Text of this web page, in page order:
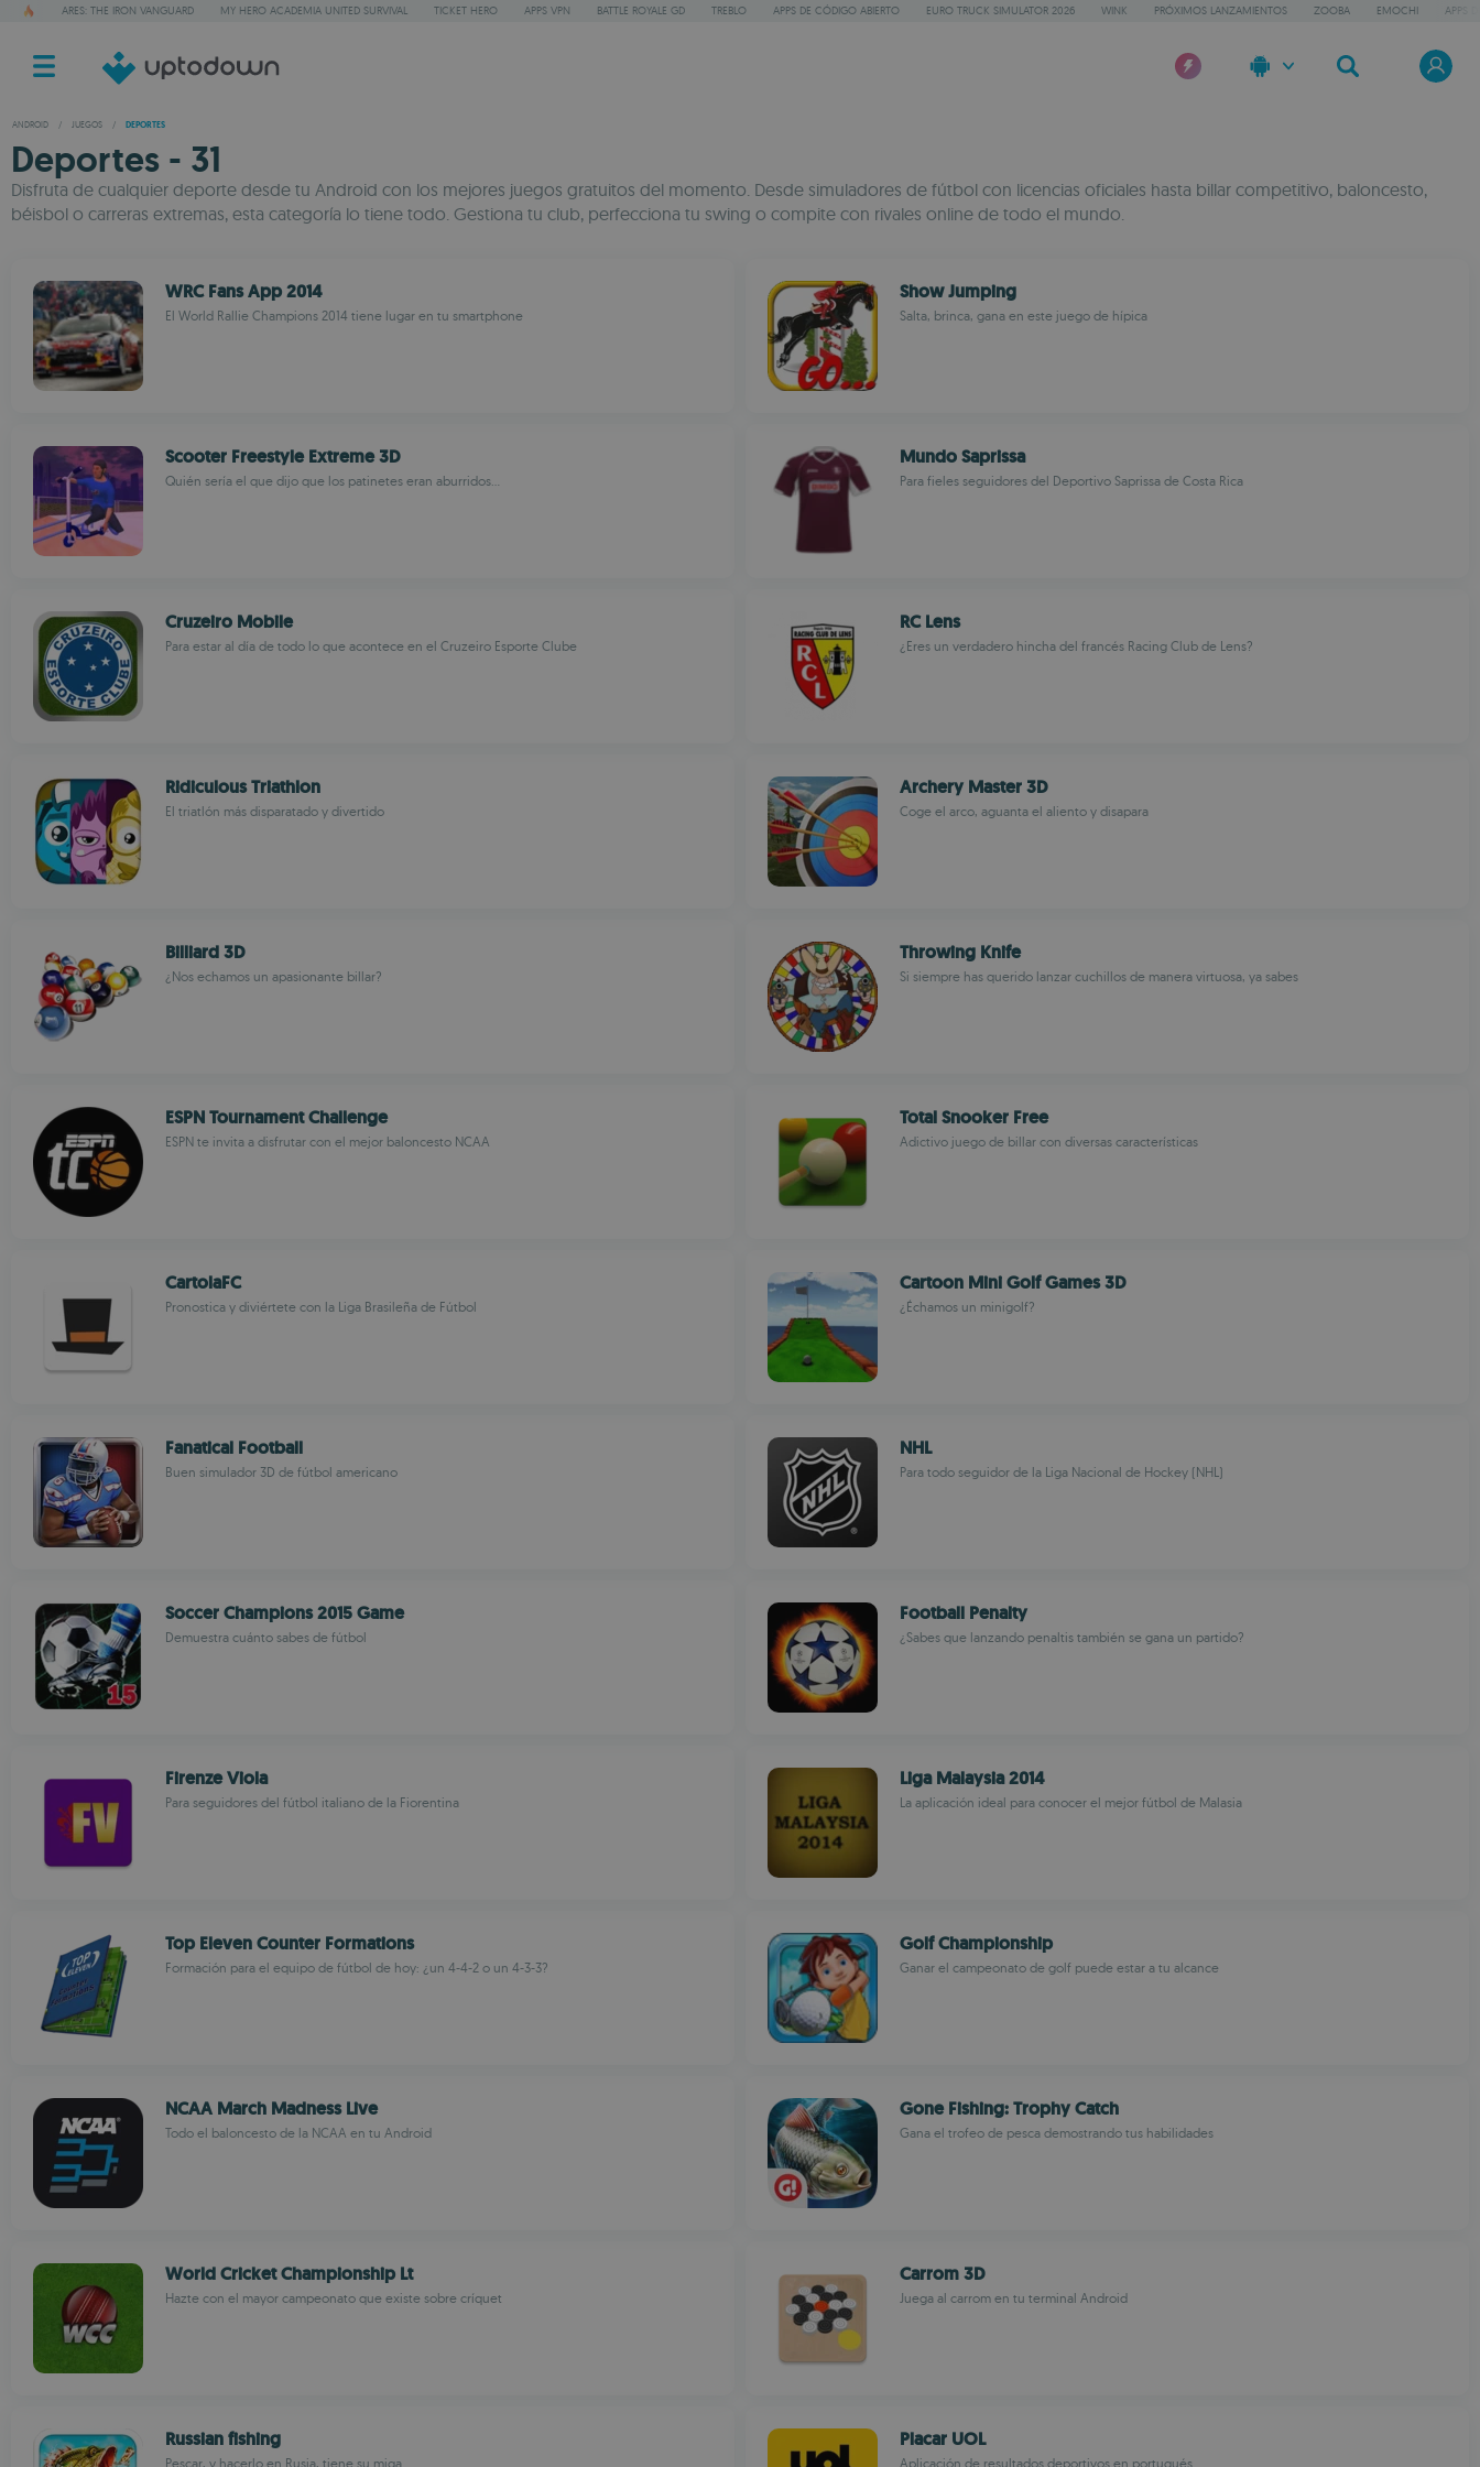
ARES: THE IRON VANGUARD MY HERO ACADEMIA UNITED SURVIVAL TICKET HERO APPS VPN BATTLE ROYALE GD TREBLO APPS DE CÓDIGO ABIERTO EURO TRUCK SIMULATOR 2026 WINK PRÓXIMOS LANZAMIENTOS ZOOBA EMOCHI APPS
ANDROID / JUEGOS / DEPORTES
Deportes - 31
Disfruta de cualquier deporte desde tu Android con los mejores juegos gratuitos del momento. Desde simuladores de fútbol con licencias oficiales hasta billar competitivo, baloncesto,
béisbol o carreras extremas, esta categoría lo tiene todo. Gestiona tu club, perfecciona tu swing o compite con rivales online de todo el mundo.
WRC Fans App 2014
El World Rallie Champions 2014 tiene lugar en tu smartphone
Show Jumping
Salta, brinca, gana en este juego de hípica
Scooter Freestyle Extreme 3D
Quién sería el que dijo que los patinetes eran aburridos...
Mundo Saprissa
Para fieles seguidores del Deportivo Saprissa de Costa Rica
Cruzeiro Mobile
Para estar al día de todo lo que acontece en el Cruzeiro Esporte Clube
RC Lens
¿Eres un verdadero hincha del francés Racing Club de Lens?
Ridiculous Triathlon
El triatlón más disparatado y divertido
Archery Master 3D
Coge el arco, aguanta el aliento y disapara
Billiard 3D
¿Nos echamos un apasionante billar?
Throwing Knife
Si siempre has querido lanzar cuchillos de manera virtuosa, ya sabes
ESPN Tournament Challenge
ESPN te invita a disfrutar con el mejor baloncesto NCAA
Total Snooker Free
Adictivo juego de billar con diversas características
CartolaFC
Pronostica y diviértete con la Liga Brasileña de Fútbol
Cartoon Mini Golf Games 3D
¿Échamos un minigolf?
Fanatical Football
Buen simulador 3D de fútbol americano
NHL
Para todo seguidor de la Liga Nacional de Hockey (NHL)
Soccer Champions 2015 Game
Demuestra cuánto sabes de fútbol
Football Penalty
¿Sabes que lanzando penaltis también se gana un partido?
Firenze Viola
Para seguidores del fútbol italiano de la Fiorentina
Liga Malaysia 2014
La aplicación ideal para conocer el mejor fútbol de Malasia
Top Eleven Counter Formations
Formación para el equipo de fútbol de hoy: ¿un 4-4-2 o un 4-3-3?
Golf Championship
Ganar el campeonato de golf puede estar a tu alcance
NCAA March Madness Live
Todo el baloncesto de la NCAA en tu Android
Gone Fishing: Trophy Catch
Gana el trofeo de pesca demostrando tus habilidades
World Cricket Championship Lt
Hazte con el mayor campeonato que existe sobre críquet
Carrom 3D
Juega al carrom en tu terminal Android
Russian fishing
Pescar, y hacerlo en Rusia, tiene su miga
Placar UOL
Aplicación de resultados deportivos en portugués